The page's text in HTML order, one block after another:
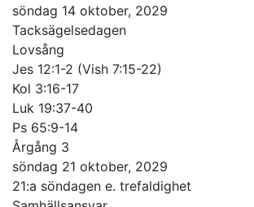
söndag 14 oktober, 2029
Tacksägelsedagen
Lovsång
Jes 12:1-2 (Vish 7:15-22)
Kol 3:16-17
Luk 19:37-40
Ps 65:9-14
Årgång 3
söndag 21 oktober, 2029
21:a söndagen e. trefaldighet